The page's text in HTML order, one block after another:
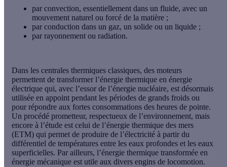
par convection, essentiellement dans un fluide, avec un
mouvement naturel ou forcé de la matière ;
par conduction dans un gaz, un solide ou un liquide ;
par rayonnement ou radiation.
Dans les centrales thermiques classiques, des moteurs
permettent de transformer l’énergie thermique en énergie
électrique qui, avec l’essor de l’énergie nucléaire, est désormais
utilisée en appoint pendant les périodes de grands froids ou
pour répondre aux fortes consommations des heures de pointe.
Un procédé prometteur, respectueux de l’environnement, mais
encore à l’étude est celui de l’énergie thermique des mers
(ETM) qui permet de produire de l’électricité à partir du
différentiel de températures entre les eaux profondes et les eaux
superficielles. Par ailleurs, l’énergie thermique transformée en
énergie mécanique est utile aux divers engins de locomotion.